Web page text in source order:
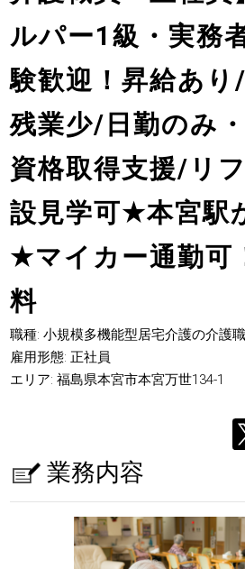
ルパー1級・実務
験歓迎！昇給あ
残業少/日勤のみ
資格取得支援/リ
設見学可★本宮駅
★マイカー通勤可
料
職種: 小規模多機能型居宅介護の介護
雇用形態: 正社員
エリア: 福島県本宮市本宮万世134-1
業務内容